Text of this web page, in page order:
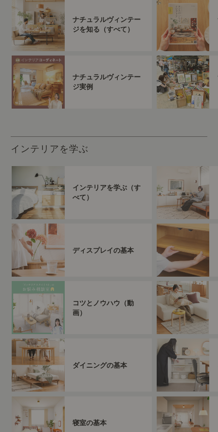
ナチュラルヴィンテー
ジを知る（すべて）
ナチュラルヴィンテー
ジ実例
インテリアを学ぶ
インテリアを学ぶ（す
べて）
ディスプレイの基本
コツとノウハウ（動
画）
ダイニングの基本
寝室の基本